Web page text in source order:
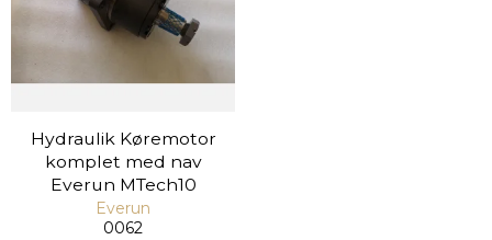
Hydraulik Køremotor
komplet med nav
Everun MTech10
Everun
0062